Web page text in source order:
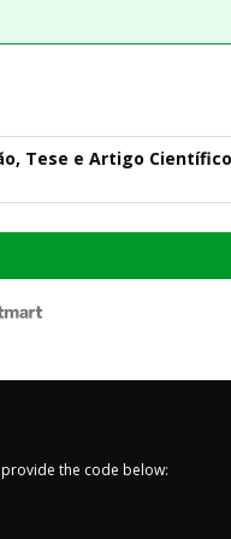
Tese e Artigo
the code below: